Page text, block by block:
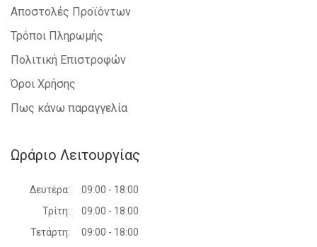
Αποστολές Προϊόντων
Τρόποι Πληρωμής
Πολιτική Επιστροφών
Όροι Χρήσης
Πως κάνω παραγγελία
Ωράριο Λειτουργίας
Δευτέρα:
09:00 - 18:00
Τρίτη:
09:00 - 18:00
Τετάρτη:
09:00 - 18:00